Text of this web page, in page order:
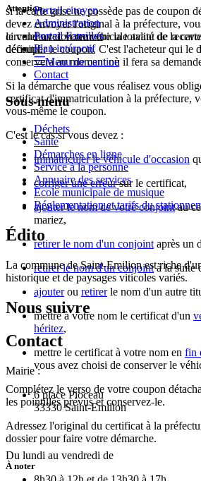
Attention
le vendeur doit remettre la totalité de la
découper le coupon. C'est l'acheteur qui le
conservera au moment où il fera sa
Si la démarche que vous réalisez vous
certificat d'immatriculation à la préfecture,
vous-même le coupon.
C'est le cas si vous devez :
immatriculer le véhicule d'occasion
corriger une erreursur le certificat,
ajouter le nom de votre conjointau
mariez,
retirer le nom d'un conjoint après un
retirer le nom d'un conjointà la suite
ajouterou retirerle nom d'un autre
mettre à votre nom le certificat d'un
héritez,
mettre le certificat à votre nom en fin
vous avez choisi de conserver le
Complétez le verso de votre coupon
les pointillés prévus et conservez-le.
Adressez l'original du certificat à la
dossier pour faire votre démarche.
À noter
si la carte grise ne possède pas de coupon
devez envoyer l'original à la préfecture,
circuler avec votre véhicule avant de
définitif.
Portail citoyen
Administration
Portail Familles
Plan intéractif
Menu de cantine
Contact
Sous-menu
Déchets
Santé
Démarches en ligne
Service à la personne
Annuaire des services
Ecole municipale de musique
Réglementation et tarifs du
Édito
La commune de Saint-Emilion est riche
historique et de paysages viticoles variés.
Nous suivre
Contact
Mairie :
6 place Pioceau
33330 Saint-Emilion
Du lundi au vendredi de